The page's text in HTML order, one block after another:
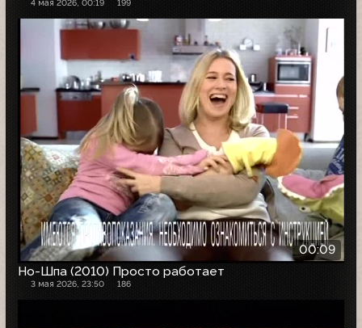
4 мая 2026, 00:19 199
00:09
Но-Шпа (2010) Просто работает
3 мая 2026, 23:50 186